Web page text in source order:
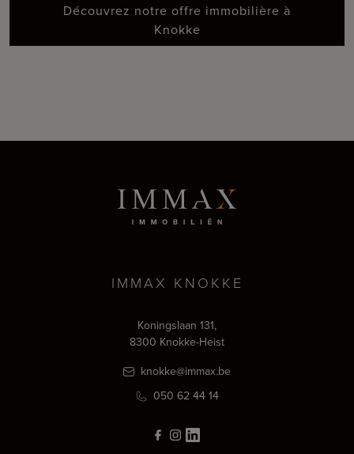
Découvrez notre offre immobilière à
Knokke
IMMAX KNOKKE
Koningslaan 131,
8300 Knokke-Heist
knokke@immax.be
050 62 44 14